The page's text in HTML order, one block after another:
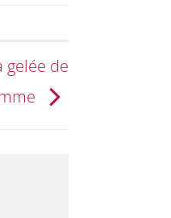
gelée de